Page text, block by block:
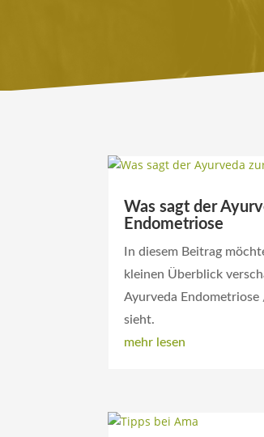
Was sagt der
Endometriose
In diesem Beitrag
kleinen Überblick
Ayurveda Endometriose
sieht.
mehr lesen